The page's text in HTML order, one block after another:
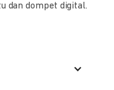
dan dompet digital.